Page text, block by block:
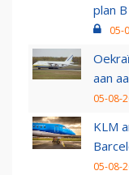
plan B
05-
aan
05-08-
KLM
05-08-